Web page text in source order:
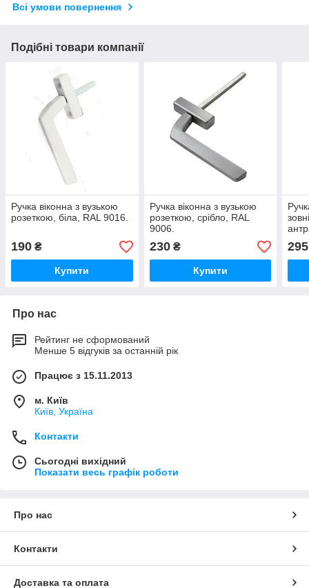
Всі умови повернення
Подібні товари компанії
Ручка віконна з вузькою
розеткою, біла, RAL 9016.
190 ₴
Купити
Ручка віконна з вузькою
розеткою, срібло, RAL
9006.
230₴
Купити
295
Про нас
Рейтинг не сформований
Менше 5 відгуків за останній рік
Працює з 15.11.2013
м. Київ
Київ, Україна
Контакти
Сьогодні вихідний
Показати весь графік роботи
Про нас
Контакти
Доставка та оплата